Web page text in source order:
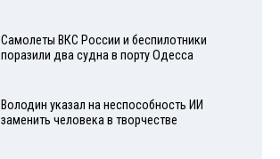
Самолеты ВКС России и беспилотники
поразили два судна в порту Одесса
Володин указал на неспособность ИИ
заменить человека в творчестве